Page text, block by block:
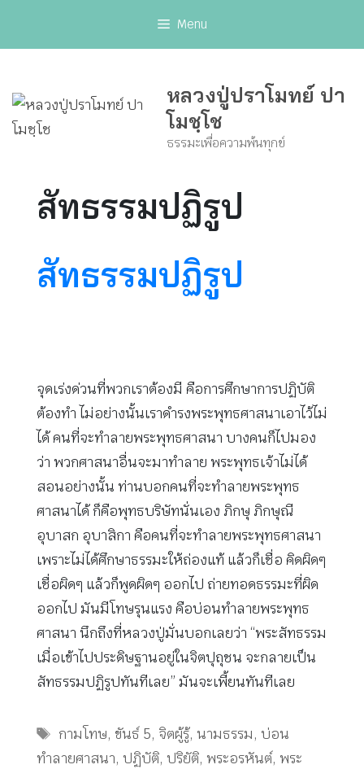
Menu
หลวงปู่ปราโมทย์ ปา
โมชฺโช
ธรรมะเพื่อความพ้นทุกข์
สัทธรรมปฏิรูป
สัทธรรมปฏิรูป
จุดเร่งด่วนที่พวกเราต้องมี คือการศึกษาการปฏิบัติ
ต้องทำ ไม่อย่างนั้นเราดำรงพระพุทธศาสนาเอาไว้ไม่
ได้ คนที่จะทำลายพระพุทธศาสนา บางคนก็ไปมอง
ว่า พวกศาสนาอื่นจะมาทำลาย พระพุทธเจ้าไม่ได้
สอนอย่างนั้น ท่านบอกคนที่จะทำลายพระพุทธ
ศาสนาได้ ก็คือพุทธบริษัทนั่นเอง ภิกษุ ภิกษุณี
อุบาสก อุบาสิกา คือคนที่จะทำลายพระพุทธศาสนา
เพราะไม่ได้ศึกษาธรรมะให้ถ่องแท้ แล้วก็เชื่อ คิดผิดๆ
เชื่อผิดๆ แล้วก็พูดผิดๆ ออกไป ถ่ายทอดธรรมะที่ผิด
ออกไป มันมีโทษรุนแรง คือบ่อนทำลายพระพุทธ
ศาสนา นึกถึงที่หลวงปู่มั่นบอกเลยว่า “พระสัทธรรม
เมื่อเข้าไปประดิษฐานอยู่ในจิตปุถุชน จะกลายเป็น
สัทธรรมปฏิรูปทันทีเลย” มันจะเพี้ยนทันทีเลย
Tags
กามโทษ, ขันธ์ 5, จิตผู้รู้, นามธรรม, บ่อน
ทำลายศาสนา, ปฏิบัติ, ปริยัติ, พระอรหันต์, พระ